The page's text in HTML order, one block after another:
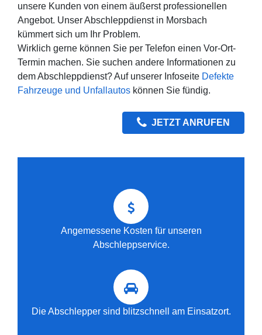
unsere Kunden von einem äußerst professionellen
Angebot. Unser Abschleppdienst in Morsbach
kümmert sich um Ihr Problem.
Wirklich gerne können Sie per Telefon einen Vor-Ort-
Termin machen. Sie suchen andere Informationen zu
dem Abschleppdienst? Auf unserer Infoseite Defekte
Fahrzeuge und Unfallautos können Sie fündig.
JETZT ANRUFEN
Angemessene Kosten für unseren
Abschleppservice.
Die Abschlepper sind blitzschnell am Einsatzort.